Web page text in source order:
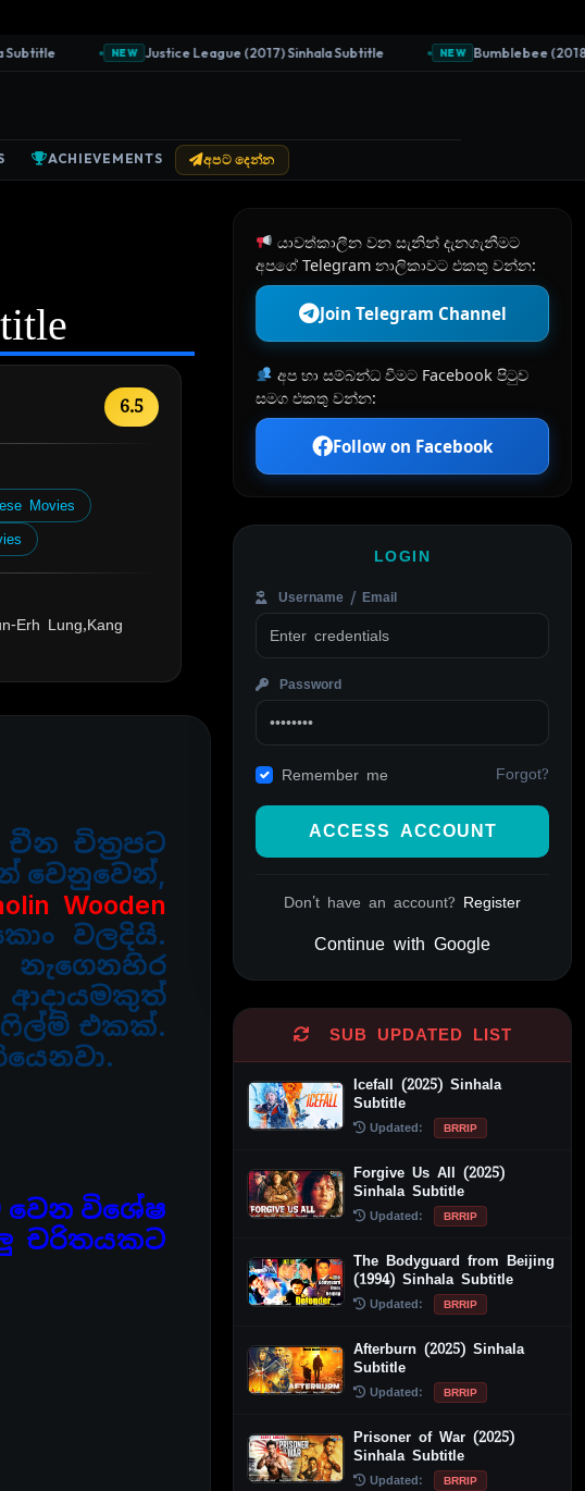
NEW Justice League (2017) Sinhala Subtitle NEW Bumblebee (2018)
ACHIEVEMENTS අපට දෙන්න
6.5
Movies
Erh Lung,Kang
චිත්‍රපට
වෙනුවෙන්,
Wooden
වලදියි.
නැගෙනහිර
ෆිල්ම් එකක්.
වෙන විශේෂ
චරිතයකට
යාවත්කාලීන වන සැනින් දැනගැනීමට
අපගේ Telegram නාලිකාවට එකතු වන්න:
Join Telegram Channel
අප හා සම්බන්ධ වීමට Facebook පිටුව
සමග එකතු වන්න:
Follow on Facebook
LOGIN
Username / Email
Password
Remember me Forgot?
ACCESS ACCOUNT
Don't have an account? Register
Continue with Google
SUB UPDATED LIST
Icefall (2025) Sinhala
Subtitle
Updated: BRRIP
Forgive Us All (2025)
Sinhala Subtitle
Updated: BRRIP
The Bodyguard from Beijing
(1994) Sinhala Subtitle
Updated: BRRIP
Afterburn (2025) Sinhala
Subtitle
Updated: BRRIP
Prisoner of War (2025)
Sinhala Subtitle
Updated: BRRIP